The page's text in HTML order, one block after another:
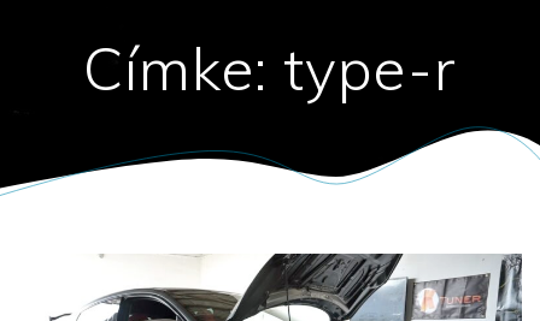
Címke: type-r